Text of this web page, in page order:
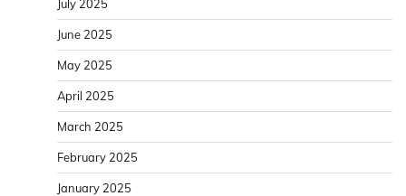
July 2025
June 2025
May 2025
April 2025
March 2025
February 2025
January 2025